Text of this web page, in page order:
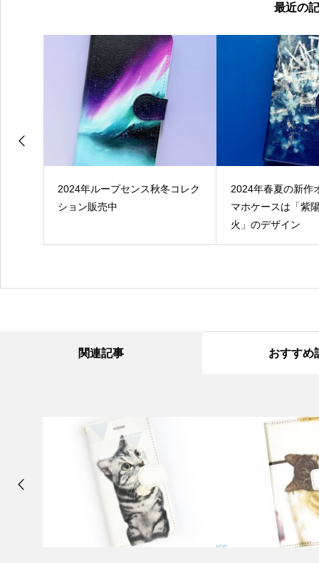
最近の
2024年ループセンス秋冬コレク
ション販売中
2024年春夏の新作
マホケースは「紫
火」のデザイン
関連記事 おすすめ